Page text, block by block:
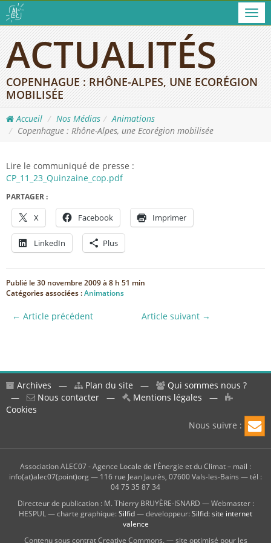
ACTUALITÉS
COPENHAGUE : RHÔNE-ALPES, UNE ECORÉGION
MOBILISÉE
Accueil Nos Médias
Animations
Copenhague : Rhône-Alpes, une Ecorégion mobilisée
Lire le communiqué de presse :
CP_11_23_Quinzaine_cop.pdf
PARTAGER :
X Facebook Imprimer
LinkedIn Plus
Publié le30 novembre 2009 à 8 h 51 min
Catégories associées :Animations
← Article précédent Article suivant →
Archives — Plan du site —
Qui sommes nous ?
—
Nous contacter — Mentions légales —
Cookies
Nous suivre :
Association ALEC07 - Agence Locale de l'Énergie et du Climat – mail :
info(at)alec07(point)org — 116 rue Jean Jaurès, 07600 Vals-les-Bains — tél :
04 75 35 87 34
Directeur de publication : M. Thierry BRUYÈRE-ISNARD — Webmaster :
HESPUL — charte graphique:Silfid— developpeur:Silfid: site internet
valence
Contenu sous contrat Creative Commons. — site optimisé pour les